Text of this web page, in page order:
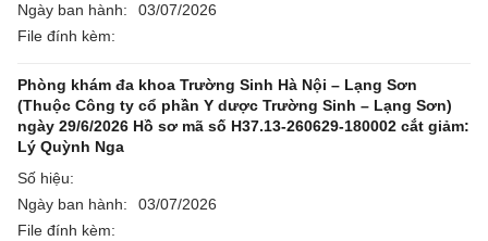
Ngày ban hành:
03/07/2026
File đính kèm:
Phòng khám đa khoa Trường Sinh Hà Nội – Lạng Sơn
(Thuộc Công ty cổ phần Y dược Trường Sinh – Lạng Sơn)
ngày 29/6/2026 Hồ sơ mã số H37.13-260629-180002 cắt giảm:
Lý Quỳnh Nga
Số hiệu:
Ngày ban hành:
03/07/2026
File đính kèm: